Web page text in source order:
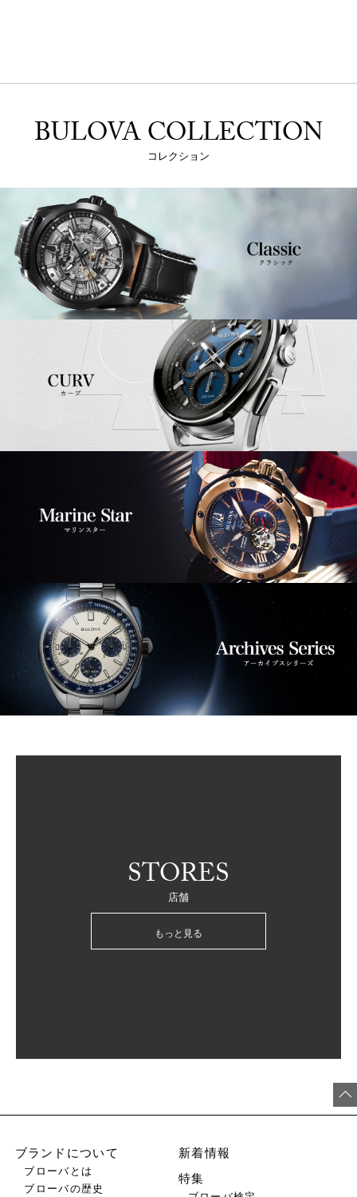
BULOVA COLLECTION
コレクション
STORES
店舗
もっと見る
ブランドについて
ブローバとは
ブローバの歴史
新着情報
特集